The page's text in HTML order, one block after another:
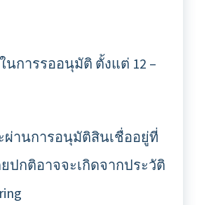
นการรออนุมัติ ตั้งแต่ 12 –
ผ่านการอนุมัติสินเชื่ออยู่ที่
ยปกติอาจจะเกิดจากประวัติ